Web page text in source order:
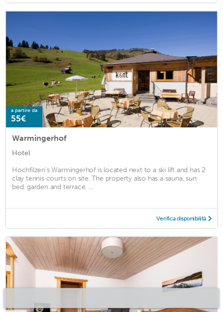
a partire da
55€
Warmingerhof
Hotel
Hochfilzen’s Warmingerhof is located next to a ski lift and has 2
clay tennis courts on site. The property also has a sauna, sun
bed, garden and terrace. ...
Verifica disponibilità